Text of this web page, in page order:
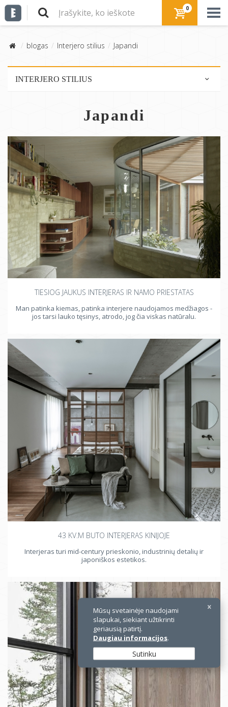
0
blogas Interjero stilius Japandi
INTERJERO STILIUS
Industrinis stilius
Perdirbta/ekologiška
Rustic stilius
Mid-century modern
Eklektiškas stilius
Sena - nauja
Romantiškas stilius
Glamūrinis stilius
Japandi
Japandi
TIESIOG JAUKUS INTERJERAS IR NAMO PRIESTATAS
Man patinka kiemas, patinka interjere naudojamos medžiagos -
jos tarsi lauko tęsinys, atrodo, jog čia viskas natūralu.
43 KV.M BUTO INTERJERAS KINIJOJE
Interjeras turi mid-century prieskonio, industrinių detalių ir
japoniškos estetikos.
Mūsų svetainėje naudojami
slapukai, siekiant užtikrinti
geriausią patirtį.
Daugiau informacijos.
Sutinku